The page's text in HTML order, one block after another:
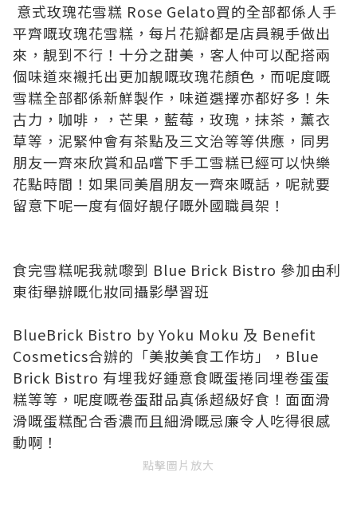
意式玫瑰花雪糕 Rose Gelato買的全部都係人手
平齊嘅玫瑰花雪糕，每片花瓣都是店員親手做出
來，靚到不行！十分之甜美，客人仲可以配搭兩
個味道來襯托出更加靚嘅玫瑰花顏色，而呢度嘅
雪糕全部都係新鮮製作，味道選擇亦都好多！朱
古力，咖啡，，芒果，藍莓，玫瑰，抹茶，薰衣
草等，泥緊仲會有茶點及三文治等等供應，同男
朋友一齊來欣賞和品嚐下手工雪糕已經可以快樂
花點時間！如果同美眉朋友一齊來嘅話，呢就要
留意下呢一度有個好靚仔嘅外國職員架！
食完雪糕呢我就嚟到 Blue Brick Bistro 參加由利
東街舉辦嘅化妝同攝影學習班
BlueBrick Bistro by Yoku Moku 及 Benefit
Cosmetics合辦的「美妝美食工作坊」，Blue
Brick Bistro 有埋我好鍾意食嘅蛋捲同埋卷蛋蛋
糕等等，呢度嘅卷蛋甜品真係超級好食！面面滑
滑嘅蛋糕配合香濃而且細滑嘅忌廉令人吃得很感
動啊！
點擊圖片放大